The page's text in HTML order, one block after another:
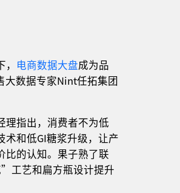
电商数据大盘成为品
大数据专家Nint任拓集团
理指出，消费者不为低
和低GI糖浆升级，让产
的认知。果子熟了联
工艺和扁方瓶设计提升